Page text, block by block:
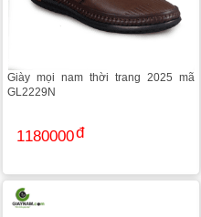
Giày mọi nam thời trang 2025 mã
GL2229N
1180000